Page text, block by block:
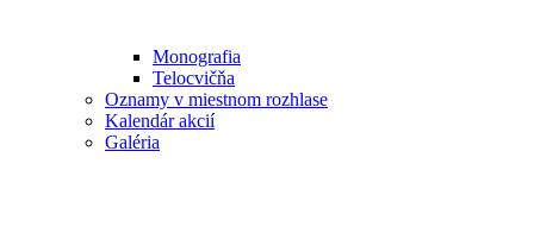
Monografia
Telocvičňa
Oznamy v miestnom rozhlase
Kalendár akcií
Galéria